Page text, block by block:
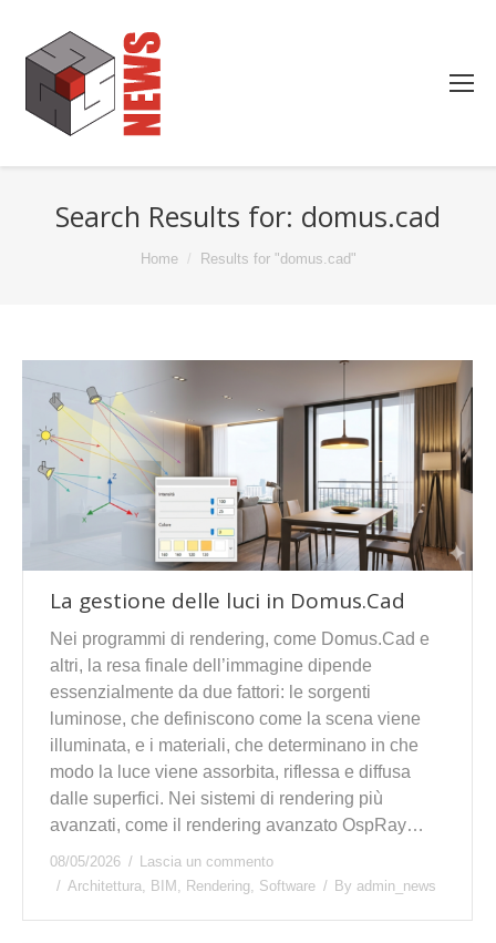
Search Results for: domus.cad
Home Results for "domus.cad"
La gestione delle luci in Domus.Cad
Nei programmi di rendering, come Domus.Cad e
altri, la resa finale dell’immagine dipende
essenzialmente da due fattori: le sorgenti
luminose, che definiscono come la scena viene
illuminata, e i materiali, che determinano in che
modo la luce viene assorbita, riflessa e diffusa
dalle superfici. Nei sistemi di rendering più
avanzati, come il rendering avanzato OspRay…
08/05/2026
Lascia un commento
Architettura, BIM , Rendering, Software By admin_news